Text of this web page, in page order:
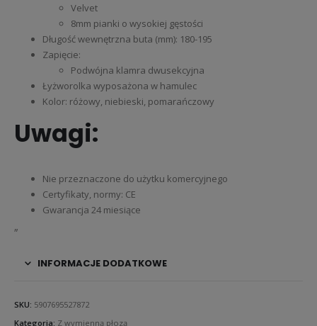
Velvet
8mm pianki o wysokiej gęstości
Długość wewnętrzna buta (mm): 180-195
Zapięcie:
Podwójna klamra dwusekcyjna
Łyżworolka wyposażona w hamulec
Kolor: różowy, niebieski, pomarańczowy
Uwagi:
Nie przeznaczone do użytku komercyjnego
Certyfikaty, normy: CE
Gwarancja 24 miesiące
„
INFORMACJE DODATKOWE
SKU: 5907695527872
Kategoria: Z wymienną płozą